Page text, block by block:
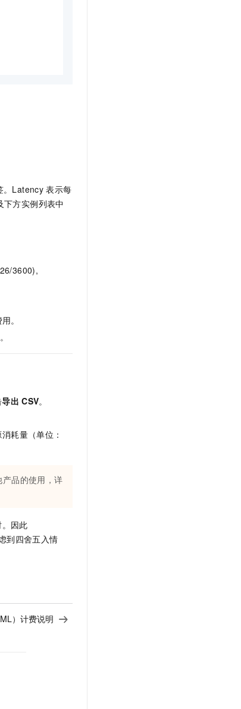
。Latency 表示每
下方实例列表中
3600),
。
导出 CSV。
耗量（单位：
品的使用，详
因此
到四舍五入情
）计费说明